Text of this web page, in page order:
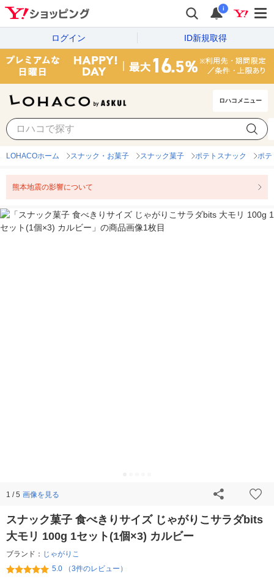
i
ログイン ID新規取得
ロハコメニュー
LOHACOホーム スナック・お菓子 スナック菓子 ポテトスナック ポテ
熊本地震の影響について
1 / 5 画像を見る
スナック菓子 食べきりサイズ じゃがりこサラダbits
大モリ 100g 1セット(1個×3) カルビー
ブランド： じゃがりこ
5.0 （3件のレビュー）